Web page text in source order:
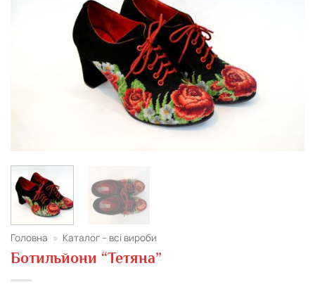
Головна » Каталог – всі вироби
Ботильйони “Тетяна”